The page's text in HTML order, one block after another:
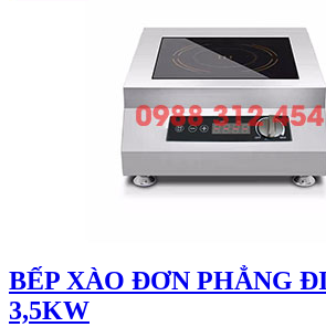
BẾP XÀO ĐƠN PHẲNG
3,5KW